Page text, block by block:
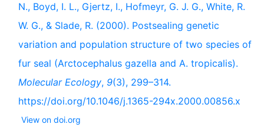
N., Boyd, I. L., Gjertz, I., Hofmeyr, G. J. G., White, R.
W. G., & Slade, R. (2000). Postsealing genetic
variation and population structure of two species of
fur seal (Arctocephalus gazella and A. tropicalis).
Molecular Ecology, 9(3), 299–314.
https://doi.org/10.1046/j.1365-294x.2000.00856.x
View on doi.org